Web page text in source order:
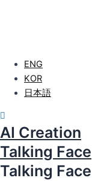
Introduction to Kiosks
Virtual Character
Virtual Human
Talking Face
Entire Project
Collaboration Project
ENG
KOR
日本語
AI Creation
Talking Face
Talking Face